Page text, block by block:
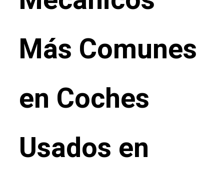
Más Comunes
en Coches
Usados en